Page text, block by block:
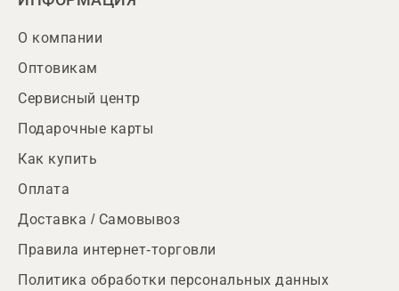
О компании
Оптовикам
Сервисный центр
Подарочные карты
Как купить
Оплата
Доставка / Самовывоз
Правила интернет-торговли
Политика обработки персональных данных